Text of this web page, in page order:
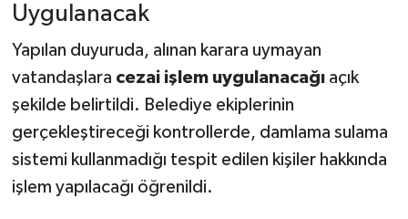
Uygulanacak
Yapılan duyuruda, alınan karara uymayan
vatandaşlara cezai işlem uygulanacağıaçık
şekilde belirtildi. Belediye ekiplerinin
gerçekleştireceği kontrollerde, damlama sulama
sistemi kullanmadığı tespit edilen kişiler hakkında
işlem yapılacağı öğrenildi.